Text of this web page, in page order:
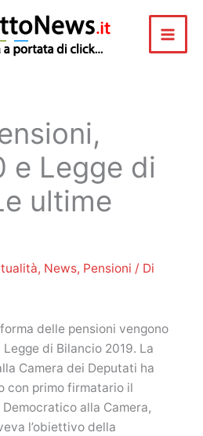
e Legge di
ultime
, News, Pensioni / Di
delle pensioni vengono
di Bilancio 2019. La
Camera dei Deputati ha
con primo firmatario il
alla Camera,
l’obiettivo della